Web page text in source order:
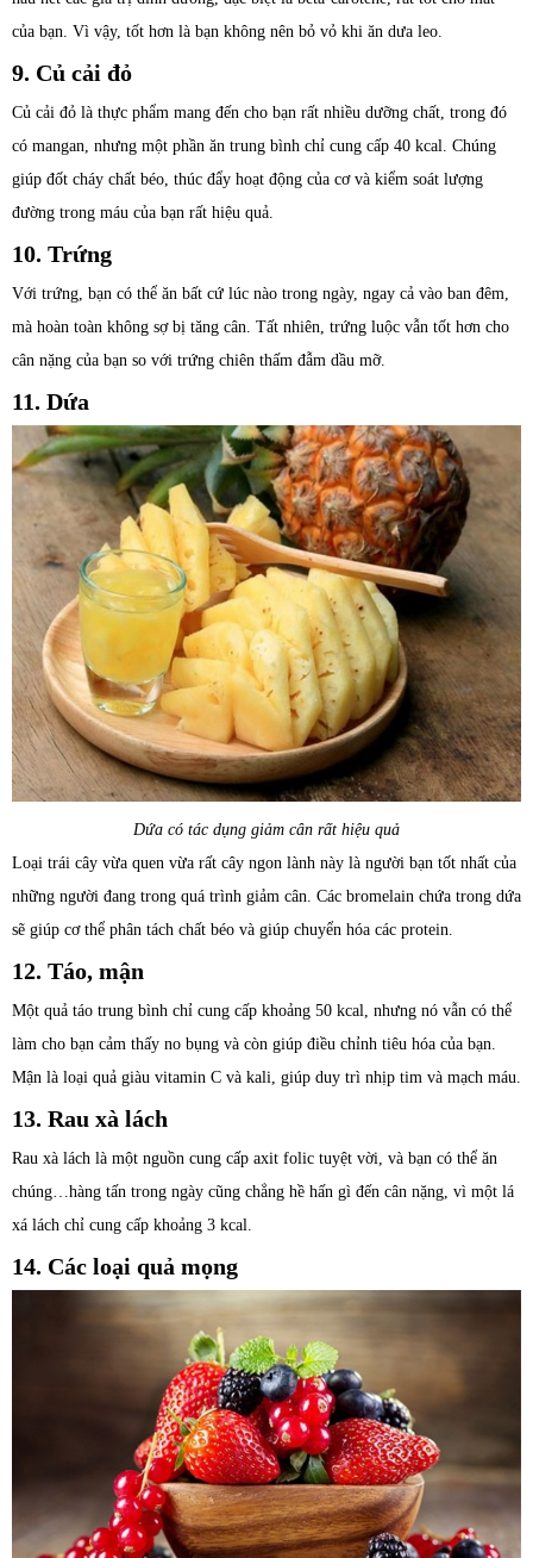
của bạn. Vì vậy, tốt hơn là bạn không nên bỏ vỏ khi ăn dưa leo.
9. Củ cải đỏ
Củ cải đỏ là thực phẩm mang đến cho bạn rất nhiều dưỡng chất, trong đó
có mangan, nhưng một phần ăn trung bình chỉ cung cấp 40 kcal. Chúng
giúp đốt cháy chất béo, thúc đẩy hoạt động của cơ và kiểm soát lượng
đường trong máu của bạn rất hiệu quả.
10. Trứng
Với trứng, bạn có thể ăn bất cứ lúc nào trong ngày, ngay cả vào ban đêm,
mà hoàn toàn không sợ bị tăng cân. Tất nhiên, trứng luộc vẫn tốt hơn cho
cân nặng của bạn so với trứng chiên thấm đẫm dầu mỡ.
11. Dứa
Dứa có tác dụng giảm cân rất hiệu quả
Loại trái cây vừa quen vừa rất cây ngon lành này là người bạn tốt nhất của
những người đang trong quá trình giảm cân. Các bromelain chứa trong dứa
sẽ giúp cơ thể phân tách chất béo và giúp chuyển hóa các protein.
12. Táo, mận
Một quả táo trung bình chỉ cung cấp khoảng 50 kcal, nhưng nó vẫn có thể
làm cho bạn cảm thấy no bụng và còn giúp điều chỉnh tiêu hóa của bạn.
Mận là loại quả giàu vitamin C và kali, giúp duy trì nhịp tim và mạch máu.
13. Rau xà lách
Rau xà lách là một nguồn cung cấp axit folic tuyệt vời, và bạn có thể ăn
chúng…hàng tấn trong ngày cũng chẳng hề hấn gì đến cân nặng, vì một lá
xá lách chỉ cung cấp khoảng 3 kcal.
14. Các loại quả mọng